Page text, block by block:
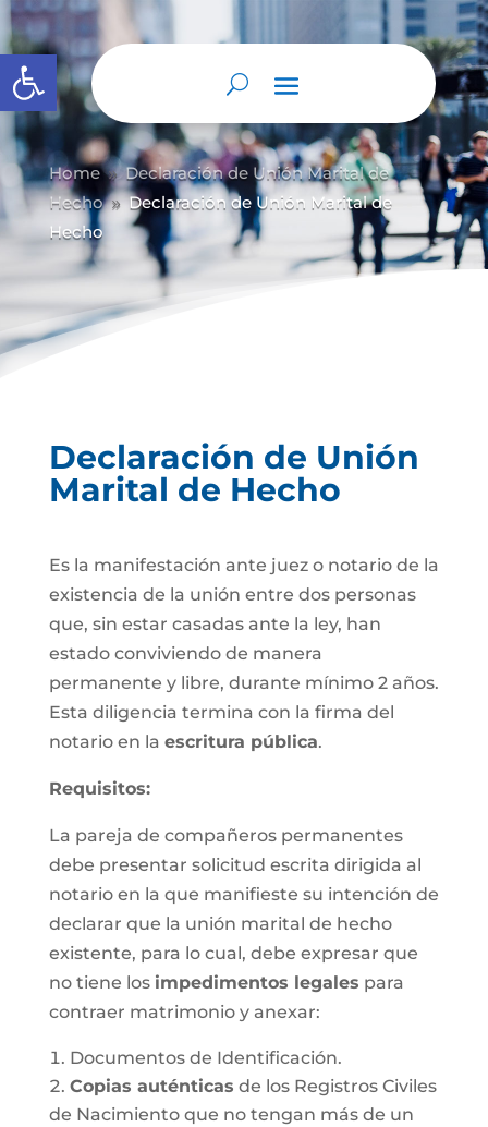
Abrir barra de herramientas
Home 9 Declaración de Unión Marital de
Hecho 9 Declaración de Unión Marital de
Hecho
Declaración de Unión
Marital de Hecho
Es la manifestación ante juez o notario de la
existencia de la unión entre dos personas
que, sin estar casadas ante la ley, han
estado conviviendo de manera
permanente y libre, durante mínimo 2 años.
Esta diligencia termina con la firma del
notario en la escritura pública.
Requisitos:
La pareja de compañeros permanentes
debe presentar solicitud escrita dirigida al
notario en la que manifieste su intención de
declarar que la unión marital de hecho
existente, para lo cual, debe expresar que
no tiene los impedimentos legales para
contraer matrimonio y anexar:
Documentos de Identificación.
Copias auténticas de los Registros Civiles
de Nacimiento que no tengan más de un